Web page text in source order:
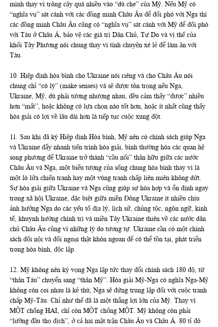
mình thay vì trông cậy quá nhiều vào “dù che” của Mỹ. Nếu Mỹ có
“nghĩa vụ” sát cánh với các đồng minh Châu Âu để đối phó với Nga thì
các đồng minh Châu Âu cũng có “nghĩa vụ” sát cánh với Mỹ để đối phó
với Tàu ở Châu Á, bảo vệ các giá trị Dân Chủ, Tự Do và vị thế của
khối Tây Phương nói chung thay vì tính chuyện xé lẻ để làm ăn với
Tàu.
10. Hiệp định hòa bình cho Ukraine nói riêng và cho Châu Âu nói
chung chỉ “có lý” (make senses) và sẽ được tôn trọng nếu Nga,
Ukraine, Mỹ, dù phải tương nhượng nhau, đều cảm thấy “được” nhiều
hơn “mất”, hoặc không có lựa chọn nào tốt hơn, hoặc ít nhất cũng thấy
hòa giải có lợi về lâu dài hơn là tiếp tục cuộc xung đột.
11. Sau khi đã ký Hiệp định Hòa bình, Mỹ nên có chính sách giúp Nga
và Ukraine đẩy nhanh tiến trình hòa giải, bình thường hóa các quan hệ
song phương để Ukraine trở thành “cầu nối” thân hữu giữa các nước
Châu Âu và Nga, một biểu tượng của sống chung hòa bình thay vì là
một lò lửa chiến tranh hay một vùng tranh chấp liên miên không dứt.
Sự hòa giải giữa Ukraine và Nga cũng giúp sự hòa hợp và ổn định ngay
trong xã hội Ukraine, đặc biệt giữa miền Đông Ukraine ít nhiều chịu
ảnh hưởng Nga do các yếu tố địa lý, lịch sử, chủng tộc, ngôn ngữ, kinh
tế, khuynh hướng chính trị và miền Tây Ukraine thiên về các nước dân
chủ Châu Âu cũng vì những lý do tương tự. Ukraine cần có một chính
sách đối nội và đối ngoại thật khôn ngoan để có thể tồn tại, phát triển
trong hòa bình, độc lập.
12. Mỹ không nên kỳ vọng Nga lập tức thay đổi chính sách 180 độ, từ
“thân Tàu” chuyển sang “thân Mỹ”. Hòa giải Mỹ-Nga có nghĩa Nga-Mỹ
không còn coi nhau là kẻ thù, Nga sẽ đứng trung lập đối với cuộc tranh
chấp Mỹ-Tàu. Chỉ như thế đã là một thắng lợi lớn của Mỹ. Thay vì
MỘT chống HAI, chỉ còn MỘT chống MỘT. Mỹ không còn phải
“lưỡng đầu thọ địch”, ở cả hai mặt trận Châu Âu và Châu Á. 80 tỉ đô